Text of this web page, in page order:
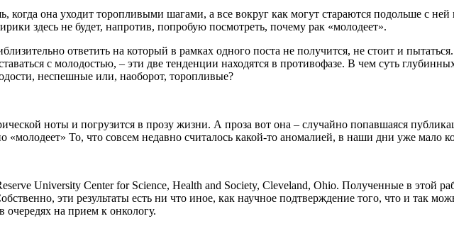
она уходит торопливыми шагами, а все вокруг как могут стараются подольше с ней
здесь не будет, напротив, попробую посмотреть, почему рак «молодеет».
ответить на который в рамках одного поста не получится, не стоит и
с молодостью, – эти две тенденции находятся в противофазе. В чем суть
неспешные или, наоборот, торопливые?
ноты и погрузится в прозу жизни. А проза вот она – случайно попавшаяся
То, что совсем недавно считалось какой-то аномалией, в наши дни уже мало
University Center for Science, Health and Society, Cleveland, Ohio. Полученные в этой
эти результаты есть ни что иное, как научное подтверждение того, что и так
очередях на прием к онкологу.